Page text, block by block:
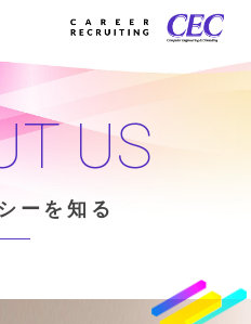
US
ーを知る